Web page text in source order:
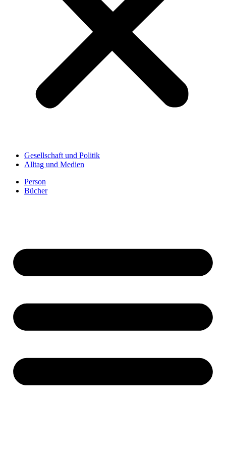
Gesellschaft und Politik
Alltag und Medien
Person
Bücher